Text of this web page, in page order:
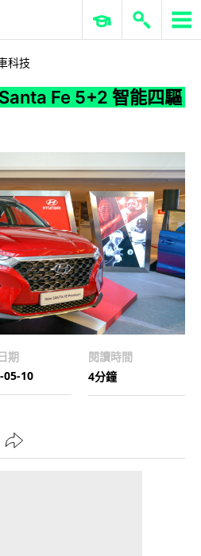
ERP 與商業 AI
科技
Fe 5+2 智能四驅
期
05-10
閱讀時間
4分鐘